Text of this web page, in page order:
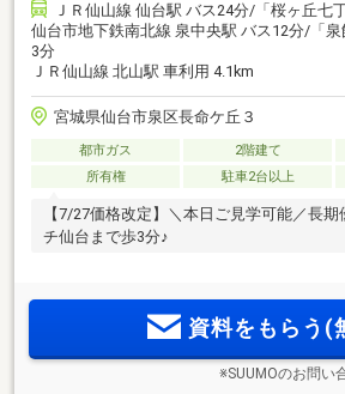
ＪＲ仙山線 仙台駅 バス24分/「桜ヶ丘七
仙台市地下鉄南北線 泉中央駅 バス12分/「
3分
ＪＲ仙山線 北山駅 車利用 4.1km
宮城県仙台市泉区長命ケ丘３
都市ガス 2階建て
所有権
駐車2台以上
【7/27価格改定】＼本日ご見学可能／長
チ仙台まで歩3分♪
資料をもらう(
※SUUMOのお問い